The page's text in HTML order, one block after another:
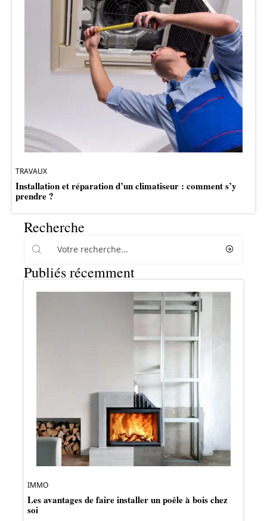
TRAVAUX
Installation et réparation d’un climatiseur : comment s’y
prendre ?
Recherche
Publiés récemment
IMMO
Les avantages de faire installer un poêle à bois chez
soi